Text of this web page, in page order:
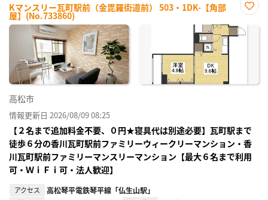
Kマンスリー瓦町駅前（金毘羅街道前） 503・1DK-【角部
屋】(No.733860)
に入
り登
高松市
情報更新日 2026/08/09 08:25
【２名まで追加料金不要、０円★寝具代は別途必要】瓦町駅まで
徒歩６分の香川瓦町駅前ファミリーウィークリーマンション・香
川瓦町駅前ファミリーマンスリーマンション【最大６名まで利用
可・ＷｉＦｉ可・法人歓迎】
アクセス 高松琴平電鉄琴平線「仏生山駅」